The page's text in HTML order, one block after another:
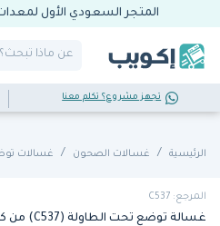
المتجر السعودي الأول
تجهز مشروع؟ تكلم معنا
الرئيسية غسـالات الصحون غسالات
المرجع: C537
غسالة توضع تحت الطاولة (C537) من كروبس